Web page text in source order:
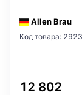
Allen Brau
Код товара:
12 802